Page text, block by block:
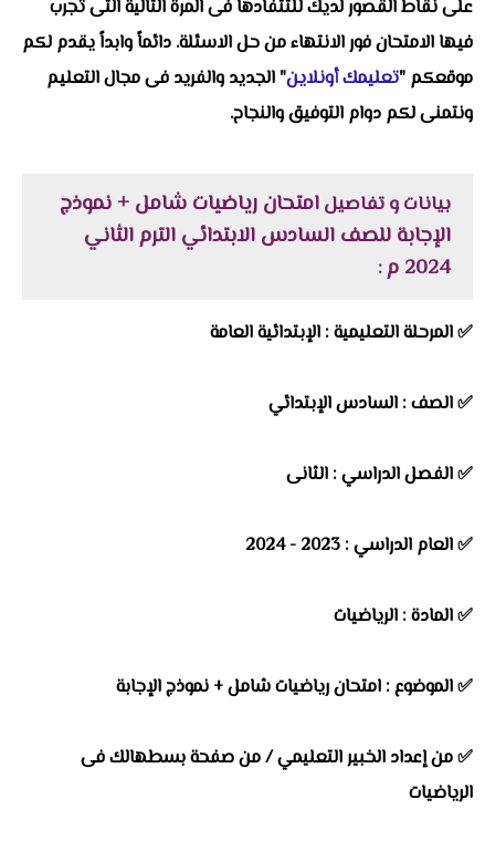
على نقاط القصور لديك للتتفادها فى المرة التالية التى تجرب
فيها الامتحان فور الانتهاء من حل الاسئلة. دائماً وابداً يقدم لكم
موقعكم "تعليمك أونلاين" الجديد والفريد فى مجال التعليم
ونتمنى لكم دوام التوفيق والنجاح.
بيانات و تفاصيلامتحان رياضيات شامل + نموذج
الإجابة للصف السادس الابتدائي الترم الثاني
2024 م
:
✅المرحلة التعليمية : الإبتدائية العامة
✅الصف : السادس الإبتدائي
✅الفصل الدراسي : الثانى
✅العام الدراسي :
✅المادة : الرياضيات
✅الموضوع : امتحان رياضيات شامل + نموذج الإجابة
✅من إعداد الخبير التعليمي / من صفحة بسطهالك فى
الرياضيات